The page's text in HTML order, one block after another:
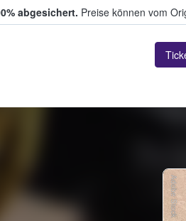
abgesichert. Preise können vom
Adobe Stock